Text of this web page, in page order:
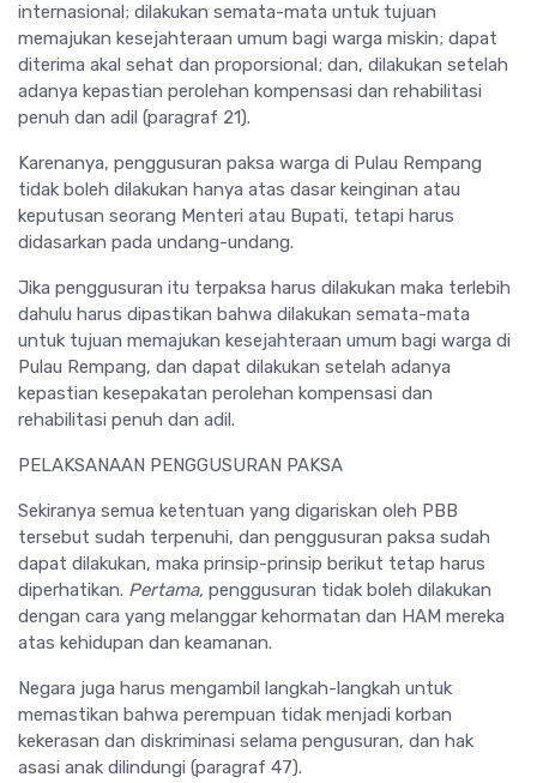
internasional; dilakukan semata-mata untuk tujuan
memajukan kesejahteraan umum bagi warga miskin; dapat
diterima akal sehat dan proporsional; dan, dilakukan setelah
adanya kepastian perolehan kompensasi dan rehabilitasi
penuh dan adil (paragraf 21).
Karenanya, penggusuran paksa warga di Pulau Rempang
tidak boleh dilakukan hanya atas dasar keinginan atau
keputusan seorang Menteri atau Bupati, tetapi harus
didasarkan pada undang-undang.
Jika penggusuran itu terpaksa harus dilakukan maka terlebih
dahulu harus dipastikan bahwa dilakukan semata-mata
untuk tujuan memajukan kesejahteraan umum bagi warga di
Pulau Rempang, dan dapat dilakukan setelah adanya
kepastian kesepakatan perolehan kompensasi dan
rehabilitasi penuh dan adil.
PELAKSANAAN PENGGUSURAN PAKSA
Sekiranya semua ketentuan yang digariskan oleh PBB
tersebut sudah terpenuhi, dan penggusuran paksa sudah
dapat dilakukan, maka prinsip-prinsip berikut tetap harus
diperhatikan. Pertama, penggusuran tidak boleh dilakukan
dengan cara yang melanggar kehormatan dan HAM mereka
atas kehidupan dan keamanan.
Negara juga harus mengambil langkah-langkah untuk
memastikan bahwa perempuan tidak menjadi korban
kekerasan dan diskriminasi selama pengusuran, dan hak
asasi anak dilindungi (paragraf 47).